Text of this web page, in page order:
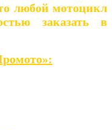
любой мотоцикл
заказать в